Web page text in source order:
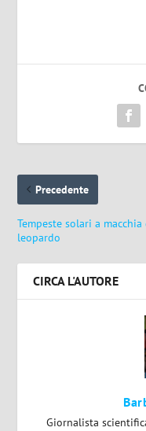
Precedente
Tempeste solari a macchia
leopardo
CIRCA L'AUTORE
Giornalista